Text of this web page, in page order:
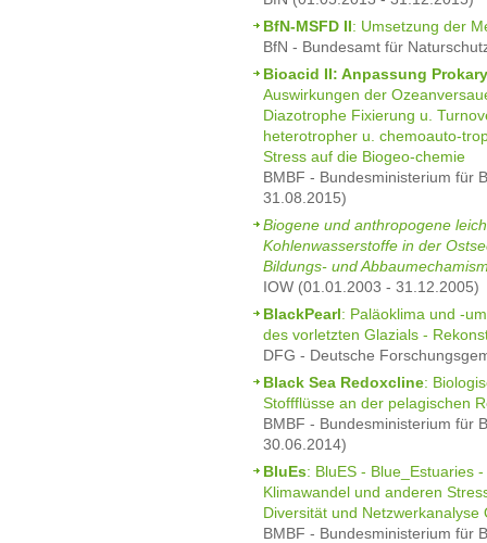
BfN-MSFD II: Umsetzung der
BfN - Bundesamt für
Bioacid II: Anpassung
Auswirkungen der
Diazotrophe Fixierung u.
heterotropher u. chemoauto-
Stress auf die Biogeo-chemie
BMBF - Bundesministerium für
31.08.2015)
Biogene und anthropogene
Kohlenwasserstoffe in der
Bildungs- und
IOW (01.01.2003 - 31.12.2005)
BlackPearl: Paläoklima und -
des vorletzten Glazials -
DFG - Deutsche
Black Sea Redoxcline:
Stoffflüsse an der pelagischen
BMBF - Bundesministerium für
30.06.2014)
BluEs: BluES - Blue_Estuaries
Klimawandel und anderen
Diversität und Netzwerkanalyse
BMBF - Bundesministerium für